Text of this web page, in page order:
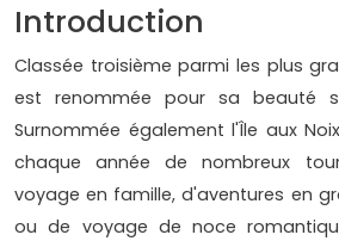
Introduction
Classée troisième parmi les plus
est renommée pour sa beauté
Surnommée également l'Île aux
chaque année de nombreux
voyage en famille, d'aventures en
ou de voyage de noce